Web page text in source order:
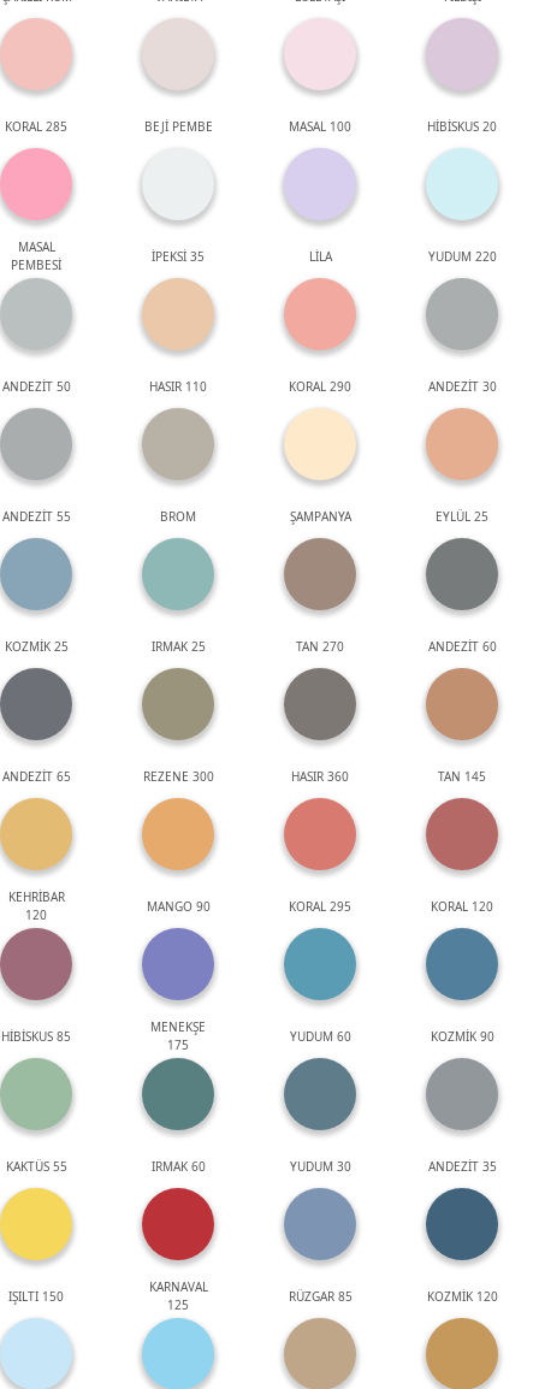
KORAL 285 BEJİ PEMBE MASAL 100 HİBİSKUS 20
MASAL
PEMBESİ
İPEKSİ 35 LİLA YUDUM 220
ANDEZİT 50 HASIR 110 KORAL 290 ANDEZİT 30
ANDEZİT 55 BROM ŞAMPANYA EYLÜL 25
KOZMİK 25 IRMAK 25 TAN 270 ANDEZİT 60
ANDEZİT 65 REZENE 300 HASIR 360 TAN 145
KEHRİBAR
120
MANGO 90 KORAL 295 KORAL 120
HİBİSKUS 85
MENEKŞE
175
YUDUM 60 KOZMİK 90
KAKTÜS 55 IRMAK 60 YUDUM 30 ANDEZİT 35
IŞILTI 150
KARNAVAL
125
RÜZGAR 85 KOZMİK 120